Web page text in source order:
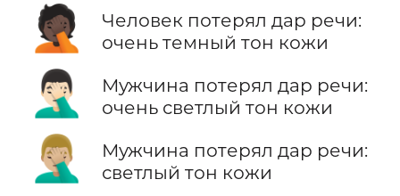
🤦🏿
Человек потерял дар речи:
очень темный тон кожи
🤦🏻‍♂️
Мужчина потерял дар речи:
очень светлый тон кожи
🤦🏼‍♂️
Мужчина потерял дар речи:
светлый тон кожи